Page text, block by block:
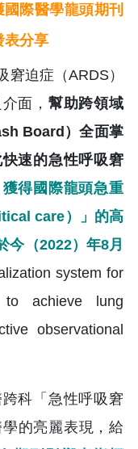
際醫學龍頭期刊
表分享
迫症（ARDS）
面， 幫助跨領域
Board）全面掌
速的急性呼吸窘
得國際龍頭急重
care）」的高
今（2022）年8月
system for
to achieve lung
observational
科「急性呼吸窘
的亮麗表現，給